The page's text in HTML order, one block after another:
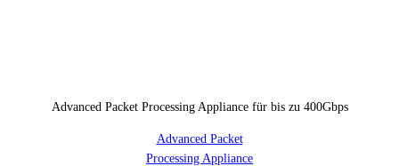
Advanced Packet Processing Appliance für bis zu 400Gbps
Advanced Packet
Processing Appliance